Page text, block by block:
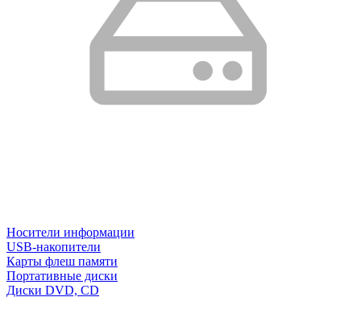
Носители информации
USB-накопители
Карты флеш памяти
Портативные диски
Диски DVD, CD